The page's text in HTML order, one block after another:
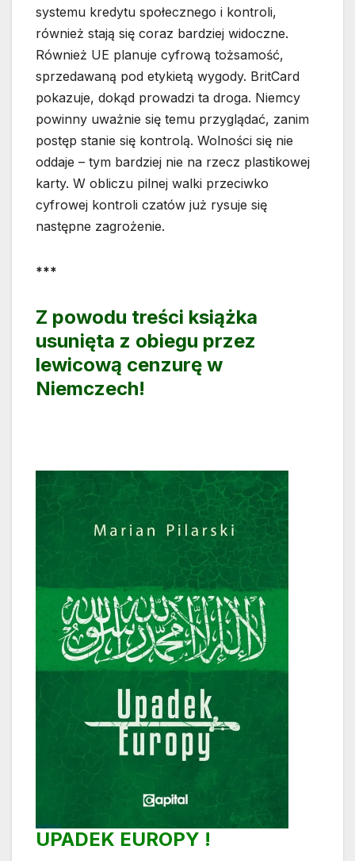
systemu kredytu społecznego i kontroli,
również stają się coraz bardziej widoczne.
Również UE planuje cyfrową tożsamość,
sprzedawaną pod etykietą wygody. BritCard
pokazuje, dokąd prowadzi ta droga. Niemcy
powinny uważnie się temu przyglądać, zanim
postęp stanie się kontrolą. Wolności się nie
oddaje – tym bardziej nie na rzecz plastikowej
karty. W obliczu pilnej walki przeciwko
cyfrowej kontroli czatów już rysuje się
następne zagrożenie.
***
Z powodu treści książka
usunięta z obiegu przez
lewicową cenzurę w
Niemczech!
UPADEK EUROPY !